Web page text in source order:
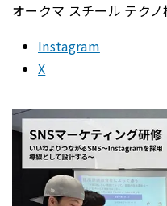
オークマ スチール テク
Instagram
X